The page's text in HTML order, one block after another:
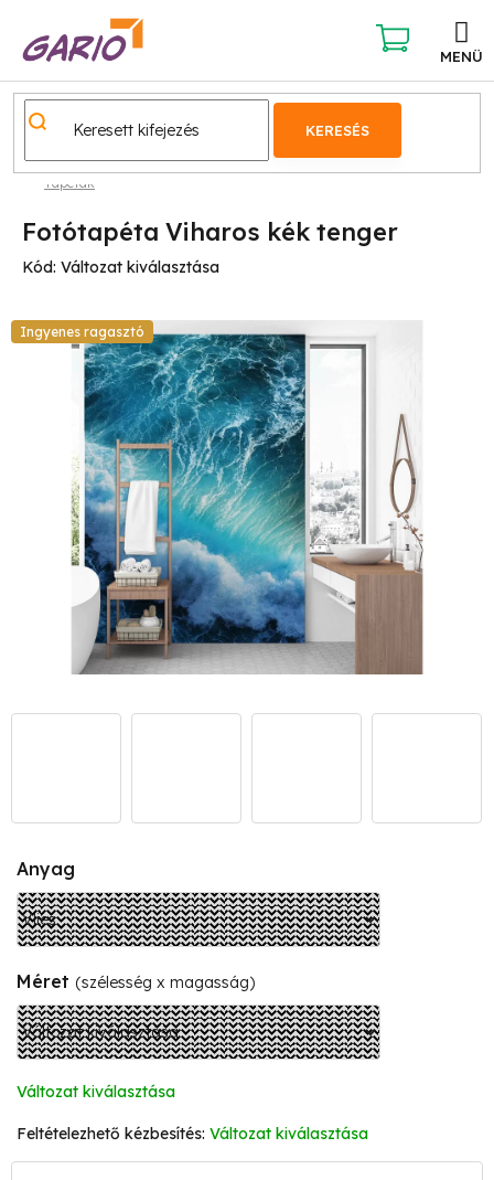
KERESÉS
KOSÁR
Tapéták
Fotótapéta Viharos kék tenger
Kód: Változat kiválasztása
Ingyenes ragasztó
Anyag
Méret (szélesség x magasság)
Változat kiválasztása
Változat kiválasztása